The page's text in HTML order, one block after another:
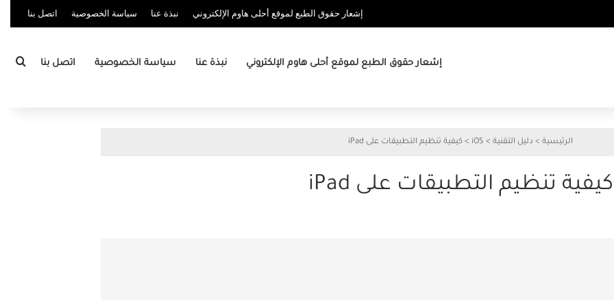
إشعار حقوق الطبع لموقع أحلى هاوم الإلكتروني نبذة عنا سياسة الخصوصية اتصل بنا
إشعار حقوق الطبع لموقع أحلى هاوم الإلكتروني نبذة عنا سياسة الخصوصية اتصل بنا
الرئيسية > دليل التقنية >
iOS
> كيفية تنظيم التطبيقات على iPad
كيفية تنظيم التطبيقات على iPad